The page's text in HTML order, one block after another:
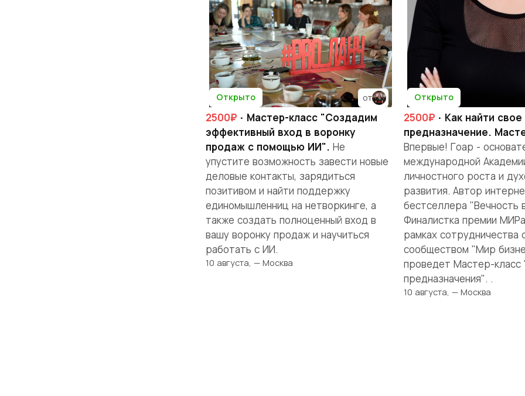
Открыто от
2500₽ · Мастер-класс "Создадим
эффективный вход в воронку
продаж с помощью ИИ". Не
упустите возможность завести новые
деловые контакты, зарядиться
позитивом и найти поддержку
единомышленниц на нетворкинге, а
также создать полноценный вход в
вашу воронку продаж и научиться
работать с ИИ.
10 августа, — Москва
Открыто
2500₽ · Как найти свое
предназначение.
Впервые! Гоар -
международной
личностного роста и
развития. Автор
бестселлера "Вечность
Финалистка премии
рамках сотрудничества
сообществом "Мир
проведет Мастер-класс
предназначения". .
10 августа, — Москва